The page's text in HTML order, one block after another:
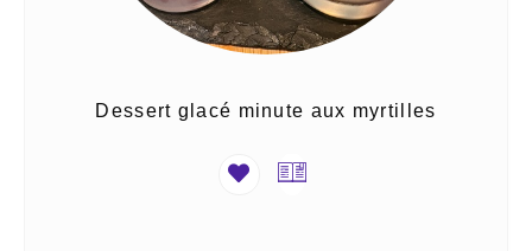
Dessert glacé minute aux myrtilles